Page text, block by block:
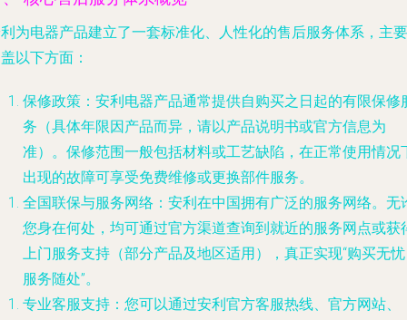
为电器产品建立了一套标准化、人性化的售后服务体系，主要
以下方面：
保修政策 ：安利电器产品通常提供自购买之日起的有限保修
务（具体年限因产品而异，请以产品说明书或官方信息为
准）。保修范围一般包括材料或工艺缺陷，在正常使用情况
出现的故障可享受免费维修或更换部件服务。
全国联保与服务网络 ：安利在中国拥有广泛的服务网络。无
您身在何处，均可通过官方渠道查询到就近的服务网点或获
上门服务支持（部分产品及地区适用），真正实现“购买无
服务随处”。
专业客服支持 ：您可以通过安利官方客服热线、官方网站、